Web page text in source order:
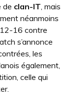
de clan-IT, mais
néanmoins
16 contre
s’annonce
les
également,
celle qui